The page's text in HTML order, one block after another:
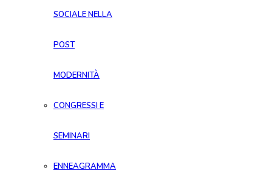
SOCIALE NELLA
POST
MODERNITÀ
CONGRESSI E
SEMINARI
ENNEAGRAMMA